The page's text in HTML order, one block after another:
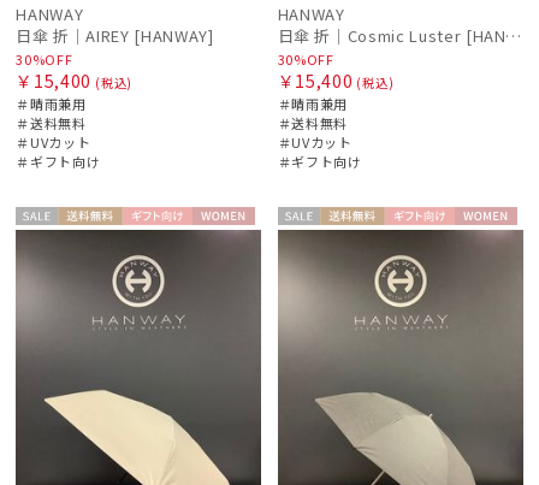
HANWAY
日傘 折｜AIREY [HANWAY]
30%OFF
￥15,400 (税込)
＃晴雨兼用
＃送料無料
＃UVカット
＃ギフト向け
HANWAY
日傘 折｜Cosmic Luster [HANWAY]
30%OFF
￥15,400 (税込)
＃晴雨兼用
＃送料無料
＃UVカット
＃ギフト向け
セー
ル
送料無 ギフト
向け
WOME
セー
ル
送料無 ギフト
向け
WOME